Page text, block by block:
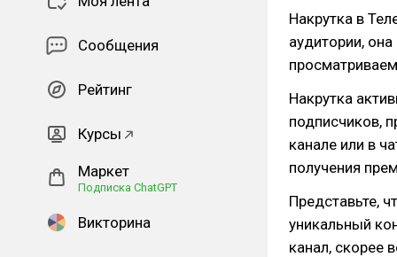
Сообщения
Рейтинг
Курсы
Маркет
Подписка ChatGPT
Викторина
Накрутка в
аудитории,
Накрутка
подписчиков,
канале или в
получения
Представьте,
уникальный
канал, скорее